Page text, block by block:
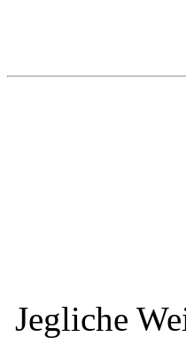
Jegliche